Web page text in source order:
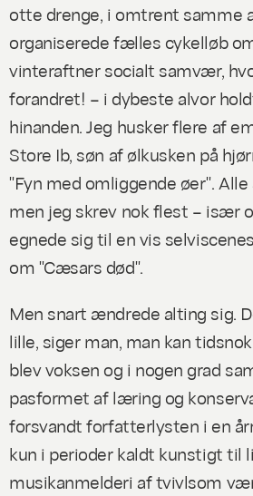
otte drenge, i omtrent samme
organiserede fælles cykelløb
vinteraftner socialt samvær,
forandret! – i dybeste alvor
hinanden. Jeg husker flere af
Store Ib, søn af ølkusken på
"Fyn med omliggende øer".
men jeg skrev nok flest – især
egnede sig til en vis
om "Cæsars død".
Men snart ændrede alting sig.
lille, siger man, man kan
blev voksen og i nogen grad
pasformet af læring og
forsvandt forfatterlysten i en
kun i perioder kaldt kunstigt til
musikanmelderi af tvivlsom